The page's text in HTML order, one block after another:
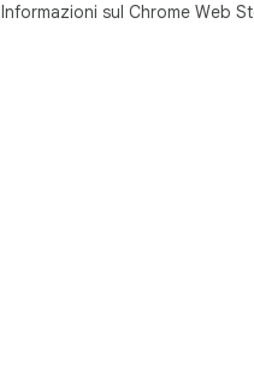
Informazioni sul Chrome Web